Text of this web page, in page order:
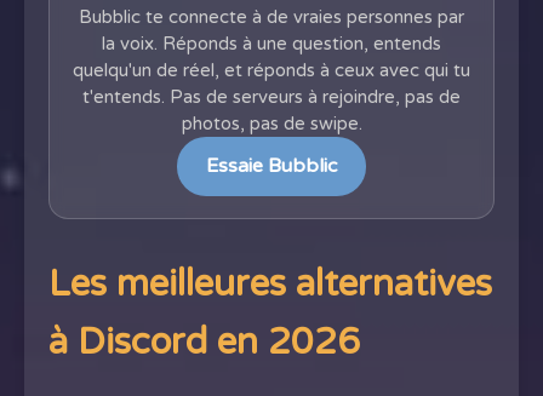
Bubblic te connecte à de vraies personnes par
la voix. Réponds à une question, entends
quelqu'un de réel, et réponds à ceux avec qui tu
t'entends. Pas de serveurs à rejoindre, pas de
photos, pas de swipe.
Essaie Bubblic
Les meilleures alternatives
à Discord en 2026